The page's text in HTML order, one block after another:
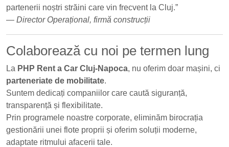
partenerii noștri străini care vin frecvent la Cluj.”
— Director Operațional, firmă construcții
Colaborează cu noi pe termen lung
La PHP Rent a Car Cluj-Napoca, nu oferim doar mașini, ci
parteneriate de mobilitate.
Suntem dedicați companiilor care caută siguranță,
transparență și flexibilitate.
Prin programele noastre corporate, eliminăm birocrația
gestionării unei flote proprii și oferim soluții moderne,
adaptate ritmului afacerii tale.